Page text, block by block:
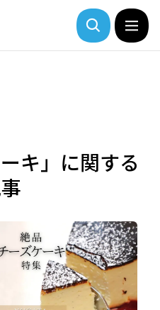
キ」に関する